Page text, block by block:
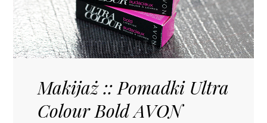
Makijaż :: Pomadki Ultra
Colour Bold AVON